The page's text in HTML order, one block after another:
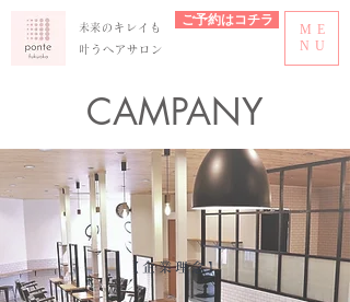
ME
NU
ご予約はコチラ
​未来のキレイも
叶うヘアサロン
CAMPANY
【​企業理念】